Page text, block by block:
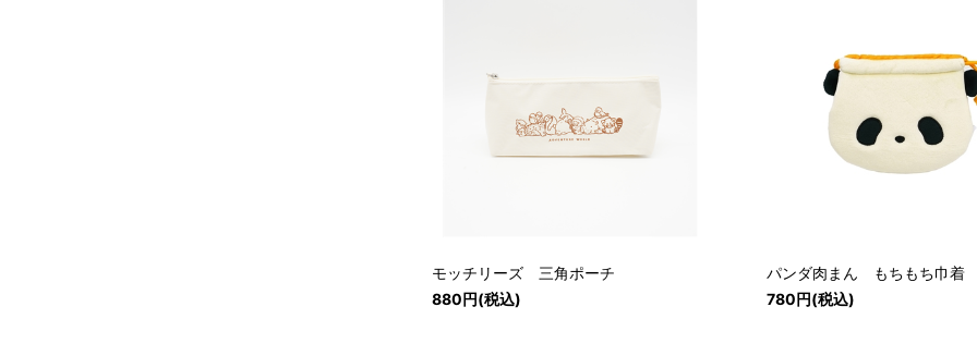
モッチリーズ 三角ポーチ
880円(税込)
パンダ肉まん もちもち巾着
780円(税込)